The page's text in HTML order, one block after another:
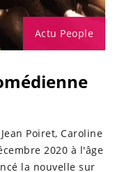
Actu People
Poiret, Caroline
2020 à l'âge
la nouvelle sur